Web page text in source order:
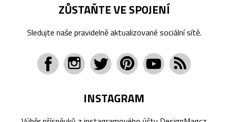
ZŮSTAŇTE VE SPOJENÍ
Sledujte naše pravidelně aktualizované sociální sítě.
INSTAGRAM